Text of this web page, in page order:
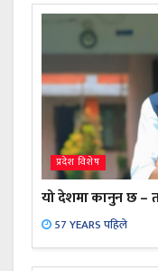
प्रदेश विशेष
यो देशमा कानुन छ –
57 YEARS पहिले